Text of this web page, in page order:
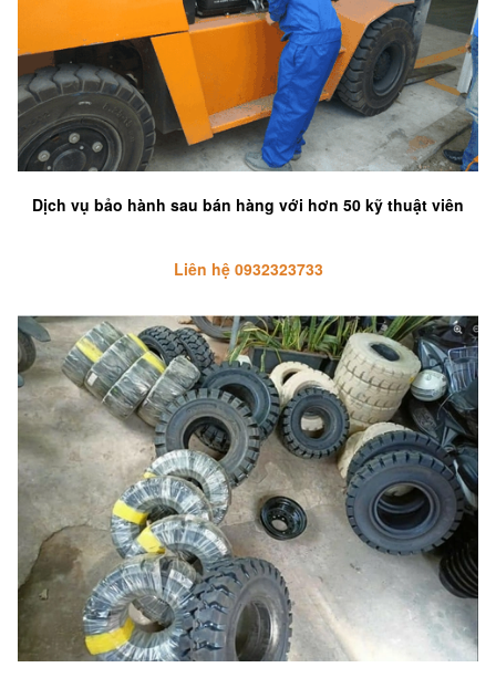
Dịch vụ bảo hành sau bán hàng với hơn 50 kỹ thuật viên
Liên hệ 0932323733